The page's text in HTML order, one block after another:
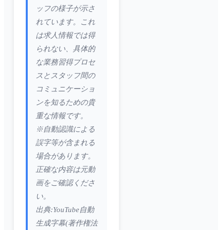
ッフの様子が示さ
れています。これ
は求人情報では得
られない、具体的
な業務習得プロセ
スとスタッフ間の
コミュニケーショ
ンを知るための貴
重な情報です。
※自動認識による
誤字等が含まれる
場合があります。
正確な内容は元動
画をご確認くださ
い。
出典:YouTube自動
生成字幕(著作権法